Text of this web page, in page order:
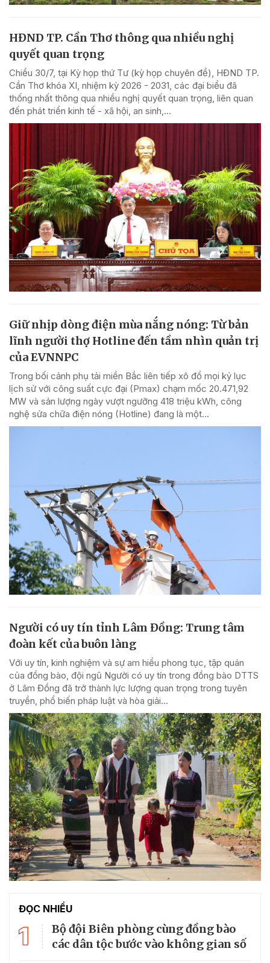
HĐND TP. Cần Thơ thông qua nhiều nghị
quyết quan trọng
Chiều 30/7, tại Kỳ họp thứ Tư (kỳ họp chuyên đề), HĐND TP.
Cần Thơ khóa XI, nhiệm kỳ 2026 - 2031, các đại biểu đã
thống nhất thông qua nhiều nghị quyết quan trọng, liên quan
đến phát triển kinh tế - xã hội, an sinh,...
Giữ nhịp dòng điện mùa nắng nóng: Từ bản
lĩnh người thợ Hotline đến tầm nhìn quản trị
của EVNNPC
Trong bối cảnh phụ tải miền Bắc liên tiếp xô đổ mọi kỷ lục
lịch sử với công suất cực đại (Pmax) chạm mốc 20.471,92
MW và sản lượng ngày vượt ngưỡng 418 triệu kWh, công
nghệ sửa chữa điện nóng (Hotline) đang là một...
Người có uy tín tỉnh Lâm Đồng: Trung tâm
đoàn kết của buôn làng
Với uy tín, kinh nghiệm và sự am hiểu phong tục, tập quán
của đồng bào, đội ngũ Người có uy tín trong đồng bào DTTS
ở Lâm Đồng đã trở thành lực lượng quan trọng trong tuyên
truyền, phổ biến pháp luật và hòa giải...
ĐỌC NHIỀU
1
Bộ đội Biên phòng cùng đồng bào
các dân tộc bước vào không gian số